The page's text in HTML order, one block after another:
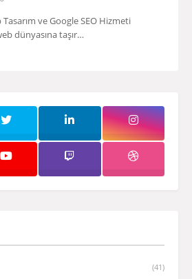
ve Google SEO Hizmeti
dünyasına taşır…
(41)